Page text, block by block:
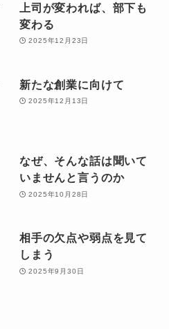
上司が変われば、部下も
変わる
2025年12月23日
新たな創業に向けて
2025年12月13日
なぜ、そんな話は聞いて
いませんと言うのか
2025年10月28日
相手の欠点や弱点を見て
しまう
2025年9月30日